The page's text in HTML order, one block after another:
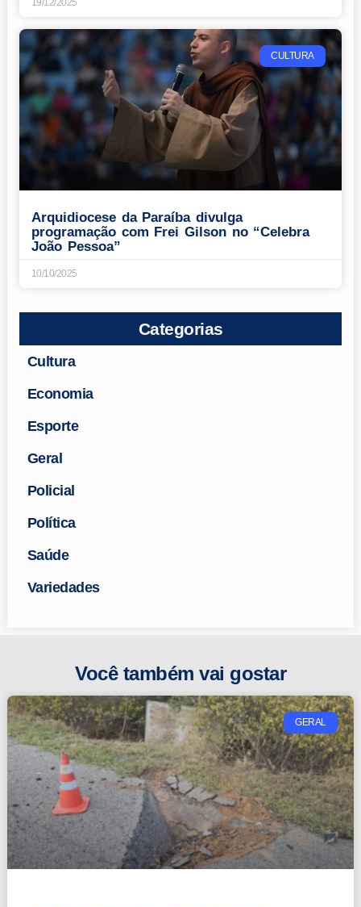
19/12/2025
CULTURA
Arquidiocese da Paraíba divulga
programação com Frei Gilson no “Celebra
João Pessoa”
10/10/2025
Categorias
Cultura
Economia
Esporte
Geral
Policial
Política
Saúde
Variedades
Você também vai gostar
GERAL